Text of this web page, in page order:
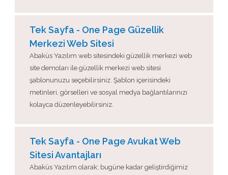
Tek Sayfa - One Page Güzellik
Merkezi Web Sitesi
Abaküs Yazılım web sitesindeki güzellik merkezi web
site demoları ile güzellik merkezi web sitesi
şablonunuzu seçebilirsiniz. Şablon içerisindeki
metinleri, görselleri ve sosyal medya bağlantılarınızı
kolayca düzenleyebilirsiniz.
Tek Sayfa - One Page Avukat Web
Sitesi Avantajları
Abaküs Yazılım olarak; bugüne kadar geliştirdiğimiz